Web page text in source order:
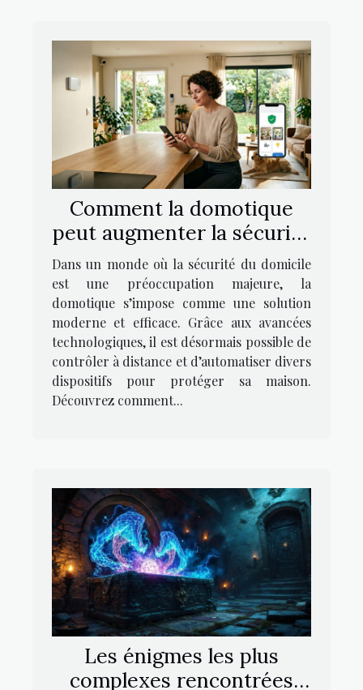
Comment la domotique
peut augmenter la sécurité
de votre domicile ?
Dans un monde où la sécurité du domicile
est une préoccupation majeure, la
domotique s’impose comme une solution
moderne et efficace. Grâce aux avancées
technologiques, il est désormais possible de
contrôler à distance et d’automatiser divers
dispositifs pour protéger sa maison.
Découvrez comment...
Les énigmes les plus
complexes rencontrées